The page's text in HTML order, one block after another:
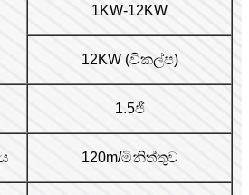
1KW-12KW
12KW (විකල්ප)
1.5ජී
120m/මිනිත්තුව